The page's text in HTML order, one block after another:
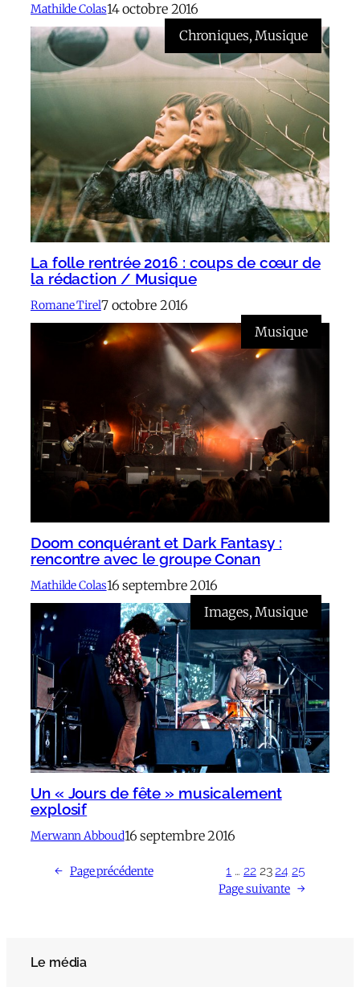
Mathilde Colas14 octobre 2016
Chroniques, Musique
La folle rentrée 2016 : coups de cœur de
la rédaction / Musique
Romane Tirel7 octobre 2016
Musique
Doom conquérant et Dark Fantasy :
rencontre avec le groupe Conan
Mathilde Colas16 septembre 2016
Images, Musique
Un « Jours de fête » musicalement
explosif
Merwann Abboud16 septembre 2016
← Page précédente 1 … 22 23 24 25
Page suivante →
Le média